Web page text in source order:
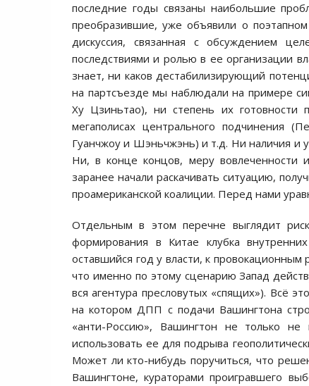
последние годы связаны наибольшие
преобразившие, уже объявили о
дискуссия, связанная с обсуждением
последствиями и ролью в ее организации
знает, ни каков дестабилизирующий
на партсъезде мы наблюдали на примере
Ху Цзиньтао), ни степень их
мегаполисах центрального подчинения
Гуанчжоу и Шэньчжэнь) и т.д. Ни наличия и
Ни, в конце концов, меру вовлеченности
заранее начали раскачивать ситуацию,
проамериканской коалиции. Перед нами
Отдельным в этом перечне выглядит
формирования в Китае клубка
оставшийся год у власти, к
что именно по этому сценарию Запад
вся агентура пресловутых «спящих»). Всё
на котором ДПП с подачи Вашингтона
«анти-Россию», Вашингтон не только не
использовать ее для подрыва
Может ли кто-нибудь поручиться, что
Вашингтоне, кураторами проигравшего